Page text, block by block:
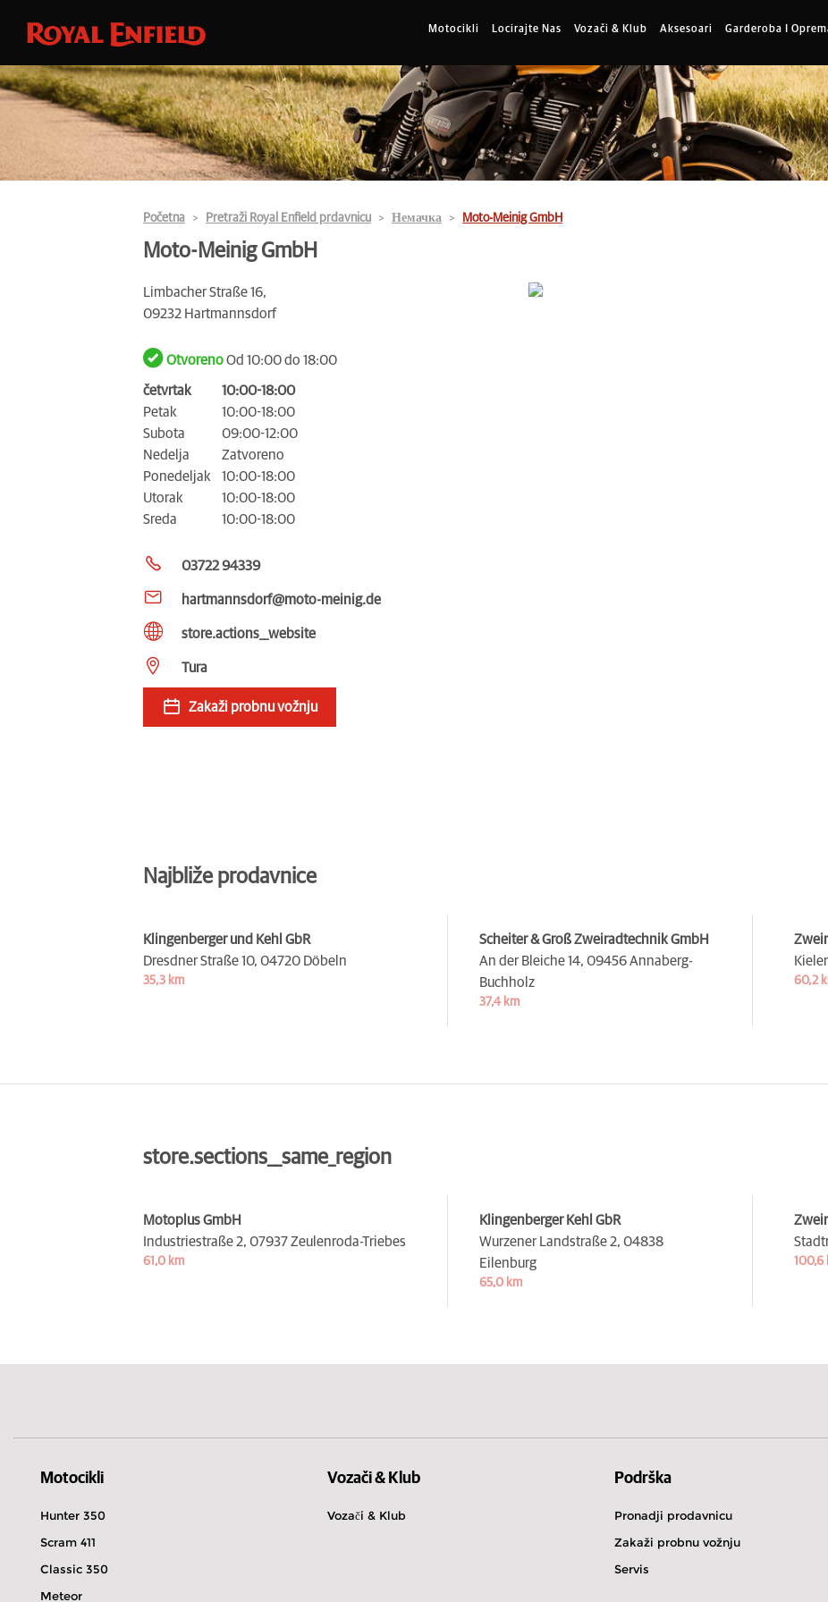
Motocikli Locirajte Nas Vozači & Klub Aksesoari Garderoba I
Početna Pretraži Royal Enfield prdavnicu Немачка Moto-Meinig GmbH
Moto-Meinig GmbH
Limbacher Straße 16,
09232 Hartmannsdorf
OtvorenoOd 10:00 do 18:00
četvrtak
10:00-18:00
Petak
10:00-18:00
Subota
09:00-12:00
Nedelja
Zatvoreno
Ponedeljak
10:00-18:00
Utorak
10:00-18:00
Sreda
10:00-18:00
03722 94339
hartmannsdorf@moto-meinig.de
store.actions__website
Tura
Zakaži probnu vožnju
Najbliže prodavnice
Klingenberger und Kehl GbR
Dresdner Straße 10, 04720 Döbeln
35,3 km
Scheiter & Groß Zweiradtechnik GmbH
An der Bleiche 14, 09456 Annaberg-
Buchholz
37,4 km
60,2
store.sections__same_region
Motoplus GmbH
Industriestraße 2, 07937 Zeulenroda-Triebes
61,0 km
Klingenberger Kehl GbR
Wurzener Landstraße 2, 04838
Eilenburg
65,0 km
100,6
Motocikli
Hunter 350
Scram 411
Classic 350
Meteor
Vozači & Klub
Vozači & Klub
Podrška
Pronadji prodavnicu
Zakaži probnu vožnju
Servis